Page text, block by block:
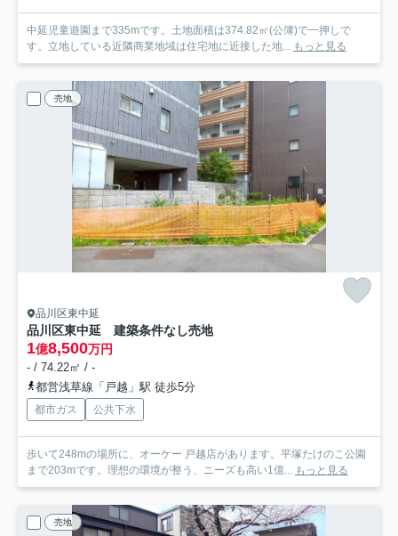
中延児童遊園まで335mです。土地面積は374.82㎡(公簿)で一押しで
す。立地している近隣商業地域は住宅地に近接した地... もっと見る
売地
品川区東中延
品川区東中延 建築条件なし売地
1億8,500万円
- / 74.22㎡ / -
都営浅草線「戸越」駅 徒歩5分
都市ガス 公共下水
歩いて248mの場所に、オーケー 戸越店があります。平塚たけのこ公園
まで203mです。理想の環境が整う、ニーズも高い1億... もっと見る
売地